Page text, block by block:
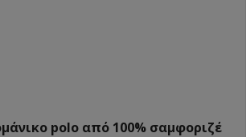
polo από 100% σαμφοριζέ